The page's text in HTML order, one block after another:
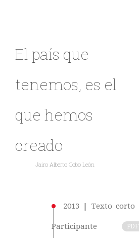
El país que
tenemos, es el
que hemos
creado
Jairo Alberto Cobo León
2013 | Texto corto
Participante PDF